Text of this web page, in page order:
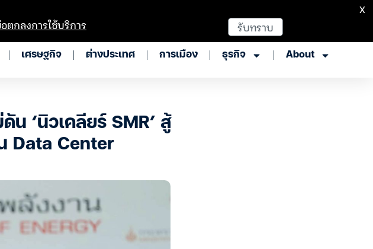
เศรษฐกิจ ต่างประเทศ การเมือง ธุรกิจ About
น ‘นิวเคลียร์ SMR’ สู้
Data Center
ตกลงการใช้บริการ รับทราบ
X